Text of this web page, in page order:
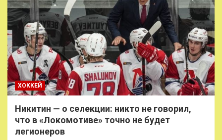
ХОККЕЙ
Никитин — о селекции: никто не говорил,
что в «Локомотиве» точно не будет
легионеров